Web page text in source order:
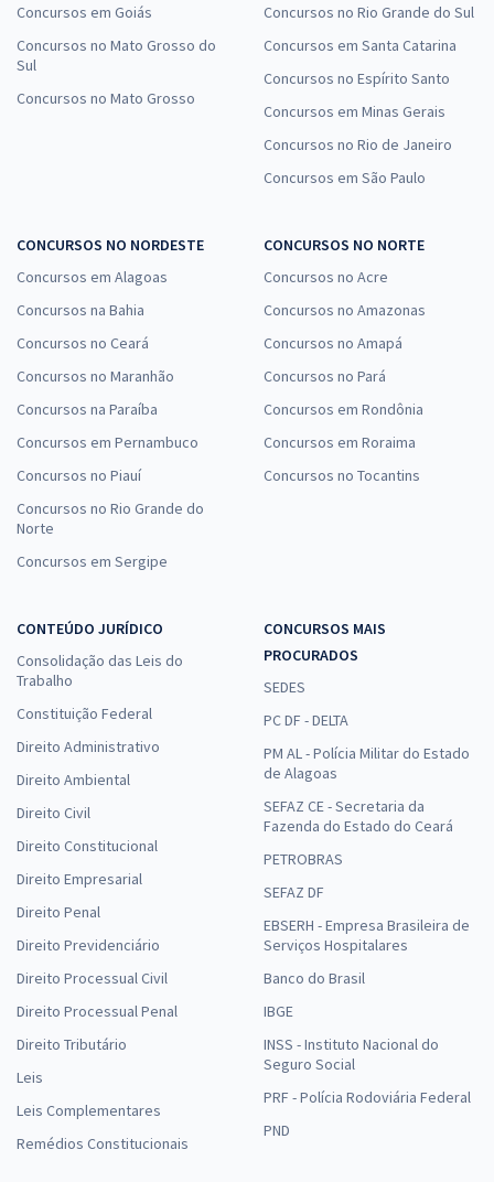
Concursos em Goiás
Concursos no Mato Grosso do
Sul
Concursos no Mato Grosso
Concursos no Rio Grande do Sul
Concursos em Santa Catarina
Concursos no Espírito Santo
Concursos em Minas Gerais
Concursos no Rio de Janeiro
Concursos em São Paulo
CONCURSOS NO NORDESTE
Concursos em Alagoas
Concursos na Bahia
Concursos no Ceará
Concursos no Maranhão
Concursos na Paraíba
Concursos em Pernambuco
Concursos no Piauí
Concursos no Rio Grande do
Norte
Concursos em Sergipe
CONCURSOS NO NORTE
Concursos no Acre
Concursos no Amazonas
Concursos no Amapá
Concursos no Pará
Concursos em Rondônia
Concursos em Roraima
Concursos no Tocantins
CONTEÚDO JURÍDICO
Consolidação das Leis do
Trabalho
Constituição Federal
Direito Administrativo
Direito Ambiental
Direito Civil
Direito Constitucional
Direito Empresarial
Direito Penal
Direito Previdenciário
Direito Processual Civil
Direito Processual Penal
Direito Tributário
Leis
Leis Complementares
Remédios Constitucionais
CONCURSOS MAIS
PROCURADOS
SEDES
PC DF - DELTA
PM AL - Polícia Militar do Estado
de Alagoas
SEFAZ CE - Secretaria da
Fazenda do Estado do Ceará
PETROBRAS
SEFAZ DF
EBSERH - Empresa Brasileira de
Serviços Hospitalares
Banco do Brasil
IBGE
INSS - Instituto Nacional do
Seguro Social
PRF - Polícia Rodoviária Federal
PND